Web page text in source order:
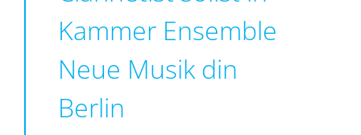
Kammer Ensemble
Neue Musik din
Berlin